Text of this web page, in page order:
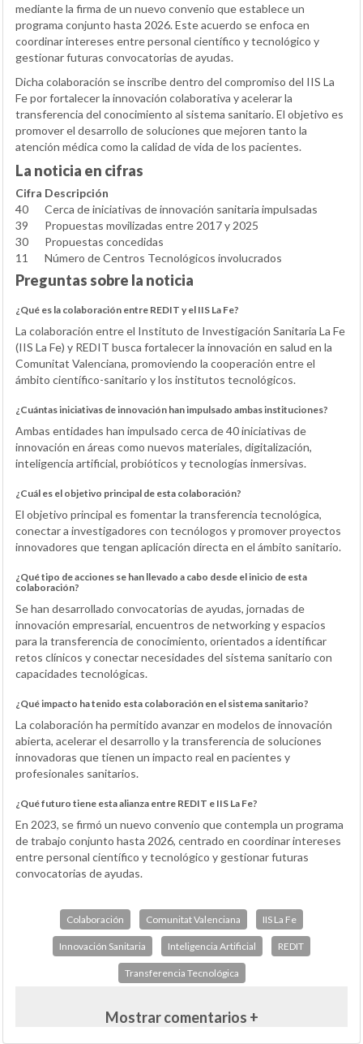
mediante la firma de un nuevo convenio que establece un
programa conjunto hasta 2026. Este acuerdo se enfoca en
coordinar intereses entre personal científico y tecnológico y
gestionar futuras convocatorias de ayudas.
Dicha colaboración se inscribe dentro del compromiso del IIS La
Fe por fortalecer la innovación colaborativa y acelerar la
transferencia del conocimiento al sistema sanitario. El objetivo es
promover el desarrollo de soluciones que mejoren tanto la
atención médica como la calidad de vida de los pacientes.
La noticia en cifras
Cifra Descripción
40
Cerca de iniciativas de innovación sanitaria impulsadas
39
Propuestas movilizadas entre 2017 y 2025
30
Propuestas concedidas
11
Número de Centros Tecnológicos involucrados
Preguntas sobre la noticia
¿Qué es la colaboración entre REDIT y el IIS La Fe?
La colaboración entre el Instituto de Investigación Sanitaria La Fe
(IIS La Fe) y REDIT busca fortalecer la innovación en salud en la
Comunitat Valenciana, promoviendo la cooperación entre el
ámbito científico-sanitario y los institutos tecnológicos.
¿Cuántas iniciativas de innovación han impulsado ambas instituciones?
Ambas entidades han impulsado cerca de 40 iniciativas de
innovación en áreas como nuevos materiales, digitalización,
inteligencia artificial, probióticos y tecnologías inmersivas.
¿Cuál es el objetivo principal de esta colaboración?
El objetivo principal es fomentar la transferencia tecnológica,
conectar a investigadores con tecnólogos y promover proyectos
innovadores que tengan aplicación directa en el ámbito sanitario.
¿Qué tipo de acciones se han llevado a cabo desde el inicio de esta
colaboración?
Se han desarrollado convocatorias de ayudas, jornadas de
innovación empresarial, encuentros de networking y espacios
para la transferencia de conocimiento, orientados a identificar
retos clínicos y conectar necesidades del sistema sanitario con
capacidades tecnológicas.
¿Qué impacto ha tenido esta colaboración en el sistema sanitario?
La colaboración ha permitido avanzar en modelos de innovación
abierta, acelerar el desarrollo y la transferencia de soluciones
innovadoras que tienen un impacto real en pacientes y
profesionales sanitarios.
¿Qué futuro tiene esta alianza entre REDIT e IIS La Fe?
En 2023, se firmó un nuevo convenio que contempla un programa
de trabajo conjunto hasta 2026, centrado en coordinar intereses
entre personal científico y tecnológico y gestionar futuras
convocatorias de ayudas.
Colaboración Comunitat Valenciana IIS La Fe
Innovación Sanitaria Inteligencia Artificial REDIT
Transferencia Tecnológica
Mostrar comentarios +